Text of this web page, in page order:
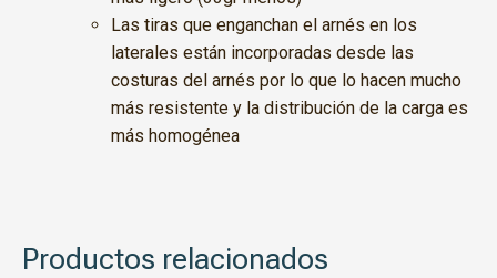
Las tiras que enganchan el arnés en los
laterales están incorporadas desde las
costuras del arnés por lo que lo hacen mucho
más resistente y la distribución de la carga es
más homogénea
Productos relacionados